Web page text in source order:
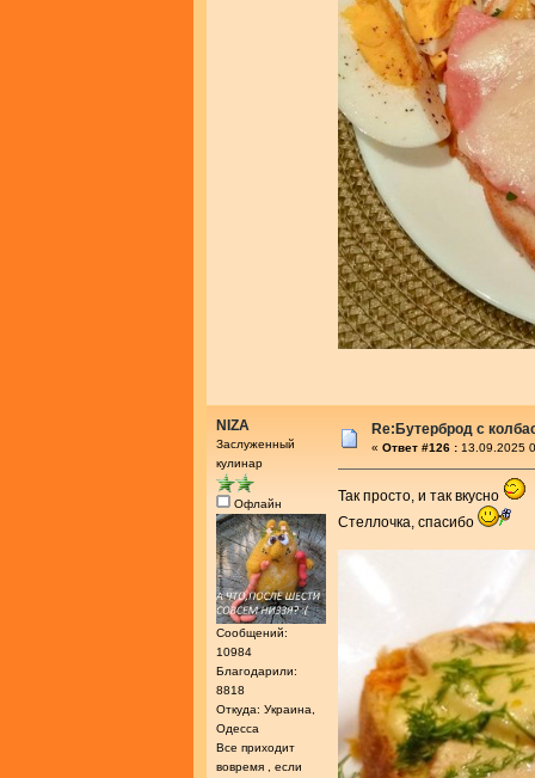
NIZA
Заслуженный
кулинар
Офлайн
Сообщений:
10984
Благодарили:
8818
Откуда: Украина,
Одесса
Все приходит
вовремя , если
Re:Бутерброд с
« Ответ #126 : 13.09.2025
Так просто, и так вкусно
Стеллочка, спасибо